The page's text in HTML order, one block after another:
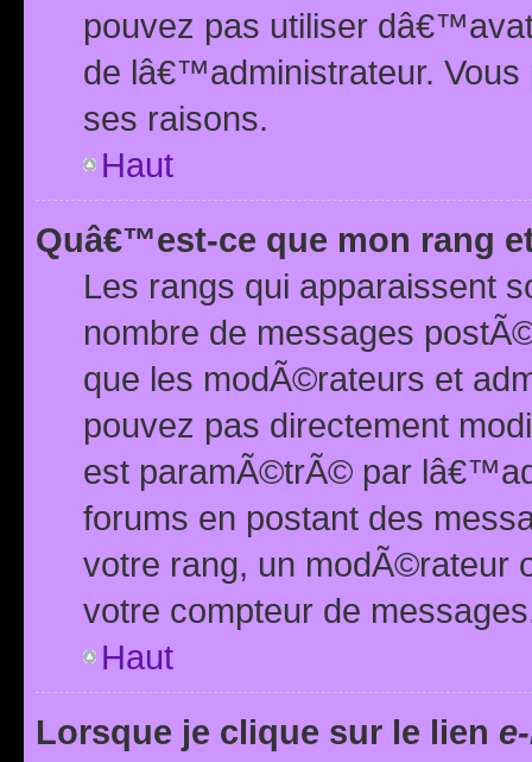
pouvez pas utiliser
de lâ€™administrateur.
ses raisons.
Haut
Quâ€™est-ce que mon rang
Les rangs qui apparaissent
nombre de messages
que les modÃ©rateurs et
pouvez pas directement
est paramÃ©trÃ© par
forums en postant des
votre rang, un modÃ©rateur
votre compteur de
Haut
Lorsque je clique sur le lien